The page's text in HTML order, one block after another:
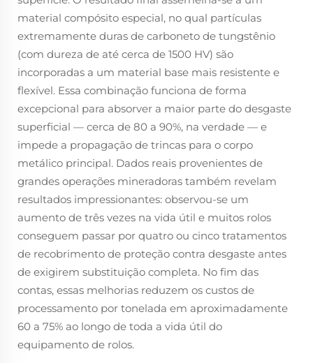
material compósito especial, no qual partículas
extremamente duras de carboneto de tungstênio
(com dureza de até cerca de 1500 HV) são
incorporadas a um material base mais resistente e
flexível. Essa combinação funciona de forma
excepcional para absorver a maior parte do desgaste
superficial — cerca de 80 a 90%, na verdade — e
impede a propagação de trincas para o corpo
metálico principal. Dados reais provenientes de
grandes operações mineradoras também revelam
resultados impressionantes: observou-se um
aumento de três vezes na vida útil e muitos rolos
conseguem passar por quatro ou cinco tratamentos
de recobrimento de proteção contra desgaste antes
de exigirem substituição completa. No fim das
contas, essas melhorias reduzem os custos de
processamento por tonelada em aproximadamente
60 a 75% ao longo de toda a vida útil do
equipamento de rolos.